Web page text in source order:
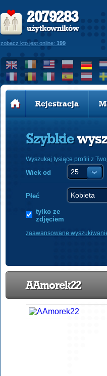
2079283
użytkowników
zobacz kto jest online: 199
Rejestracja
Szybkie
Wyszukaj tysiące profili z
Wiek od
Płeć
tylko ze
zdjęciem
zaawansowane
AAmorek22